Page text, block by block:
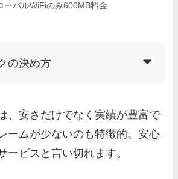
ーバルWiFiのみ600MB料金
の決め方
、安さだけでなく実績が豊富で
ームが少ないのも特徴的。安心
ービスと言い切れます。